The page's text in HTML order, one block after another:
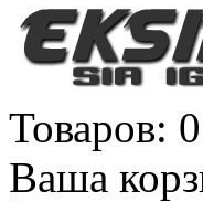
Товаров:
Ваша